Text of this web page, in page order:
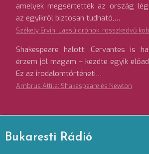
amelyek megsértették az ország
az egyikről biztosan tudható,…
Székely Ervin: Lassú drónok, rosszkedvű
Shakespeare halott; Cervantes is
érzem jól magam – kezdte egyik
Ez az irodalomtörténeti…
Ambrus Attila: Shakespeare és Newton
Bukaresti Rádió